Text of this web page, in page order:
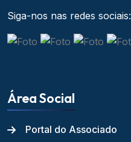
Siga-nos nas redes sociais:
Área Social
Portal do Associado